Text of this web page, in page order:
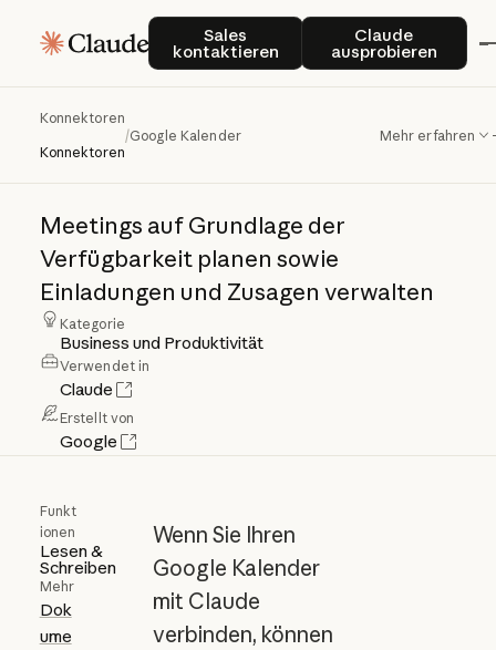
Sales
kontaktieren
Sales kontaktierenClaude
ausprobieren
Claude
Konnektoren
Konnektoren
/Google Kalender Mehr erfahren
GoogleKalender
Meetings auf Grundlage der
Verfügbarkeit planen sowie
Einladungen und Zusagen verwalten
Kategorie
Business und Produktivität
Verwendet in
Claude
Erstellt von
Google
Funkt
ionen
Lesen &
Schreiben
Mehr
Dok
ume
Wenn Sie Ihren
Google Kalender
mit Claude
verbinden, können